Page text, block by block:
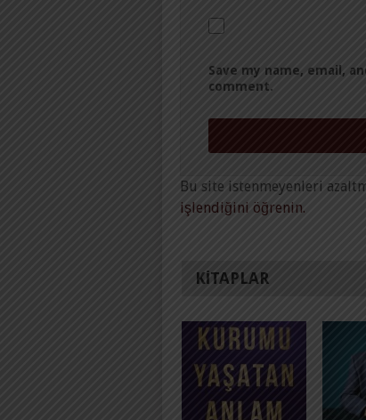
Save my name, email,
comment.
Bu site istenmeyenleri
işlendiğini öğrenin.
KITAPLAR